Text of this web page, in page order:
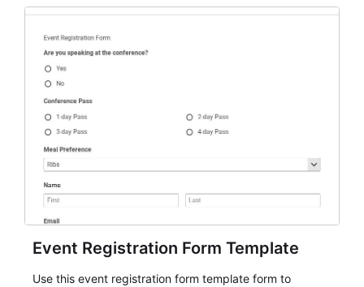
Event Registration Form Template
Use this event registration form template form to